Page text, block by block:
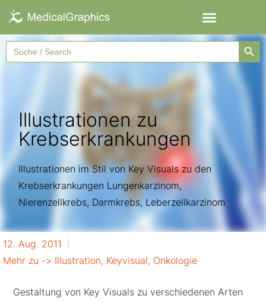
Search
for:
Illustrationen zu
Krebserkrankungen
Illustrationen im Stil von Key Visuals zu den
Krebserkrankungen Lungenkarzinom,
Nierenzellkrebs, Darmkrebs, Leberzellkarzinom
12. Aug. 2011
Mehr zu -> Illustration, Keyvisual, Onkologie
Gestaltung von Key Visuals zu verschiedenen Arten